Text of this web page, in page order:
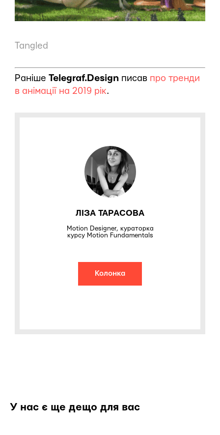
Tangled
Раніше Telegraf.Design писав про тренди
в анімації на 2019 рік.
ЛІЗА ТАРАСОВА
Motion Designer, кураторка
курсу Motion Fundamentals
Колонка
У нас є ще дещо для вас